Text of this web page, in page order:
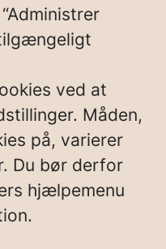
ved at
Måden,
på, varierer
Du bør derfor
hjælpemenu